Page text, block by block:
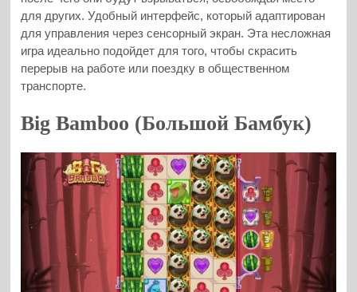
для других. Удобный интерфейс, который адаптирован
для управления через сенсорный экран. Эта несложная
игра идеально подойдет для того, чтобы скрасить
перерыв на работе или поездку в общественном
транспорте.
Big Bamboo (Большой Бамбук)